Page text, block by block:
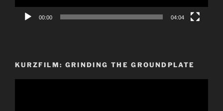
00:00 04:04
KURZFILM: GRINDING THE GROUNDPLATE